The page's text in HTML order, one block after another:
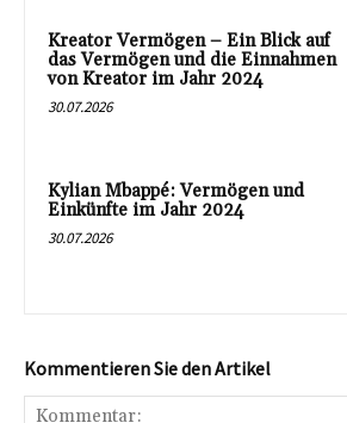
Kreator Vermögen – Ein Blick auf
das Vermögen und die Einnahmen
von Kreator im Jahr 2024
30.07.2026
Kylian Mbappé: Vermögen und
Einkünfte im Jahr 2024
30.07.2026
Kommentieren Sie den Artikel